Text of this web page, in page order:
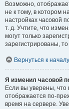
Возможно,
не к тому, в котором
настройках часовой
т. д. Учтите, что
могут только
зарегистрированы,
Вернуться к началу
Я изменил часовой
Если вы уверены, что
отображается по-
время на сервере.